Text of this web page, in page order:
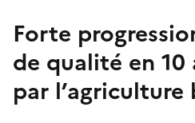
Forte
de qualité en
par